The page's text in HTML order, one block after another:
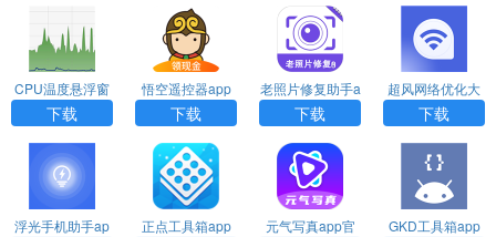
CPU温度悬浮窗
app下载
下载
悟空遥控器app
下载
下载
老照片修复助手a
pp下载
下载
超风网络优化大
师下载
下载
浮光手机助手ap
正点工具箱app
元气写真app官
GKD工具箱app